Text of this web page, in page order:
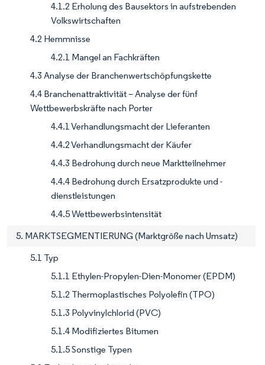
4.1.2 Erholung des Bausektors in aufstrebenden
Volkswirtschaften
4.2 Hemmnisse
4.2.1 Mangel an Fachkräften
4.3 Analyse der Branchenwertschöpfungskette
4.4 Branchenattraktivität – Analyse der fünf
Wettbewerbskräfte nach Porter
4.4.1 Verhandlungsmacht der Lieferanten
4.4.2 Verhandlungsmacht der Käufer
4.4.3 Bedrohung durch neue Marktteilnehmer
4.4.4 Bedrohung durch Ersatzprodukte und -
dienstleistungen
4.4.5 Wettbewerbsintensität
5. MARKTSEGMENTIERUNG (Marktgröße nach Umsatz)
5.1 Typ
5.1.1 Ethylen-Propylen-Dien-Monomer (EPDM)
5.1.2 Thermoplastisches Polyolefin (TPO)
5.1.3 Polyvinylchlorid (PVC)
5.1.4 Modifiziertes Bitumen
5.1.5 Sonstige Typen